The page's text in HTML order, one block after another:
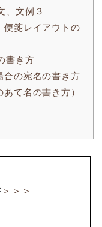
、文例３
便箋レイアウトの
書き方
合の宛名の書き方
て名の書き方）
＞＞＞